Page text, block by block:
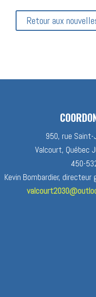
Retour aux
950, rue Saint-
Valcourt, Québec
450-
Kevin Bombardier, directeur